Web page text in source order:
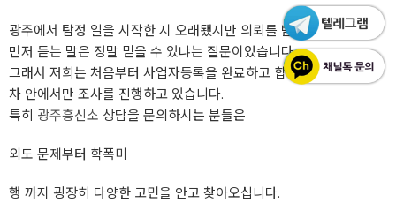
광주에서 탐정 일을 시작한 지 오래됐지만 의뢰를 받을 때마다 가장
먼저 듣는 말은 정말 믿을 수 있냐는 질문이었습니다.
그래서 저희는 처음부터 사업자등록을 완료하고 합법적인 단계적 절
차 안에서만 조사를 진행하고 있습니다.
특히 광주흥신소 상담을 문의하시는 분들은
외도 문제부터 학폭미
행 까지 굉장히 다양한 고민을 안고 찾아오십니다.